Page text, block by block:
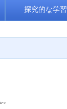
探究的な学習